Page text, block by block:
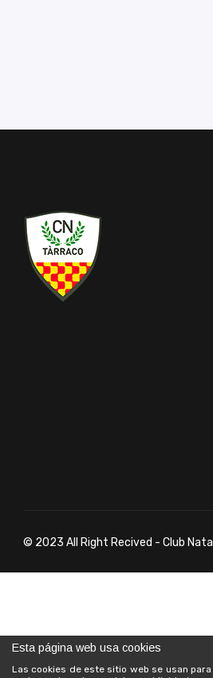
© 2023 All Right Recived - Club
Esta página web usa cookies
Las cookies de este sitio web se usan